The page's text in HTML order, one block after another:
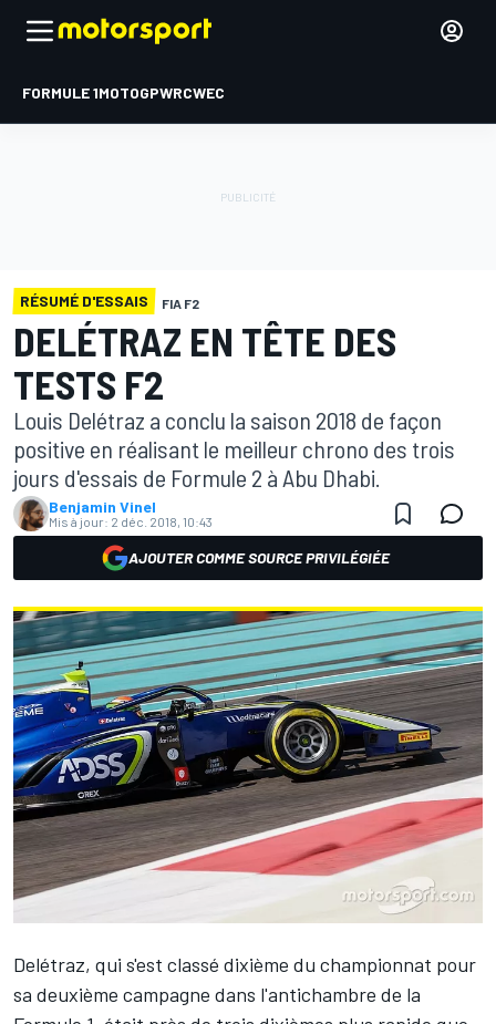
FORMULE 1MOTOGPWRCWEC
RÉSUMÉ D'ESSAIS FIA F2
DELÉTRAZ EN TÊTE DES
TESTS F2
Louis Delétraz a conclu la saison 2018 de façon
positive en réalisant le meilleur chrono des trois
jours d'essais de Formule 2 à Abu Dhabi.
Benjamin Vinel
Mis à jour: 2 déc. 2018, 10:43
AJOUTER COMME SOURCE PRIVILÉGIÉE
Delétraz, qui s'est classé dixième du championnat pour
sa deuxième campagne dans l'antichambre de la